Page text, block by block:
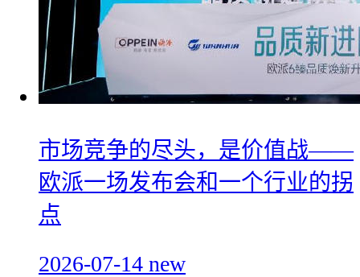
市场竞争的尽头，是价值战——
欧派一场发布会和一个行业的拐
点
2026-07-14 new